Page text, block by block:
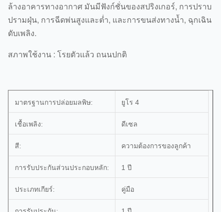
ล้างอาคารทางอากาศ มันมีฟังก์ชั่นของสปริงเกอร์, การปราบ
ปรามฝุ่น, การฉีดพ่นสูงและต่ำ, และการขนส่งทางน้ำ, ฉุกเฉิน
ดับเพลิง.
สภาพใช้งาน : โรยตัวแล้ว ถนนปกติ
มาตรฐานการปล่อยมลพิษ: ยูโร 4
เชื้อเพลิง: ดีเซล
สี: ความต้องการของลูกค้า
การรับประกันส่วนประกอบหลัก: 1 ปี
ประเภทเกียร์: คู่มือ